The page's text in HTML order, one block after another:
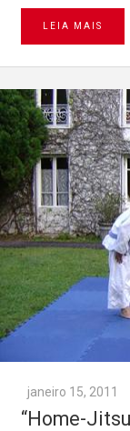
LEIA MAIS
janeiro 15, 2011
“Home-